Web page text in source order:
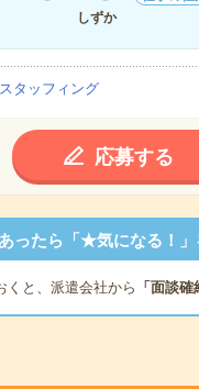
しずか
タッフィング
応募する
ったら「★気になる！」
くと、派遣会社から 「面談確